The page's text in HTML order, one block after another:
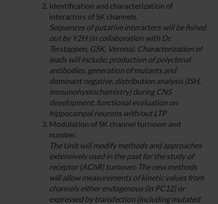
Identification and characterization of
interactors of SK channels.
Sequences of putative interactors will be fished
out by Y2H (in collaboration with Dr.
Terstappen, GSK, Verona). Characterization of
leads will include: production of polyclonal
antibodies, generation of mutants and
dominant negative, distribution analysis (ISH,
immunohystochemistry) during CNS
development, functional evaluation on
hippocampal neurons with/out LTP
Modulation of SK channel turnover and
number.
The Unit will modify methods and approaches
extensively used in the past for the study of
receptor (AChR) turnover. The new methods
will allow measurements of kinetic values from
channels either endogenous (in PC12) or
expressed by transfection (including mutated